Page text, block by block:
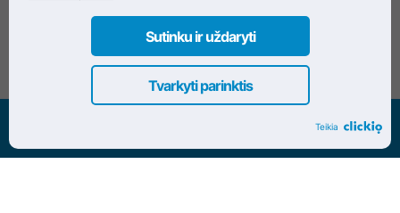
Įmonės kodas: 305695822
Visos teisės saugomos www.dokrinesa.lt
Tvarkyti parinktis
Sutinku ir uždaryti
Teikia